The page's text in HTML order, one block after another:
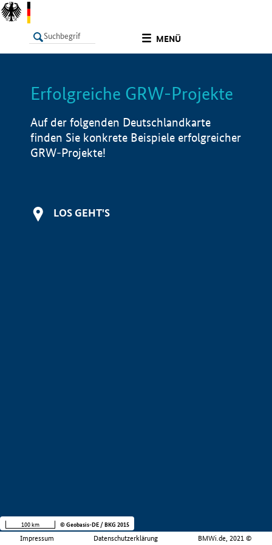
MENÜ
LISTE Info
Erfolgreiche GRW-Projekte
Auf der folgenden Deutschlandkarte
finden Sie konkrete Beispiele erfolgreicher
GRW-Projekte!
LOS GEHT'S
Impressum Datenschutzerklärung BMWi.de, 2021 ©
100 km © Geobasis-DE / BKG 2015